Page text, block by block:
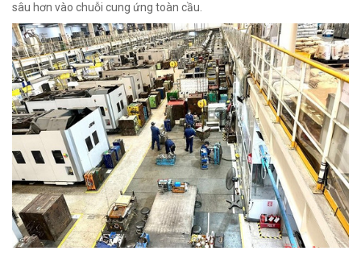
sâu hơn vào chuỗi cung ứng toàn cầu.